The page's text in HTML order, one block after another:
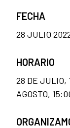
FECHA
28 JULIO
HORARIO
28 DE JULIO,
AGOSTO,